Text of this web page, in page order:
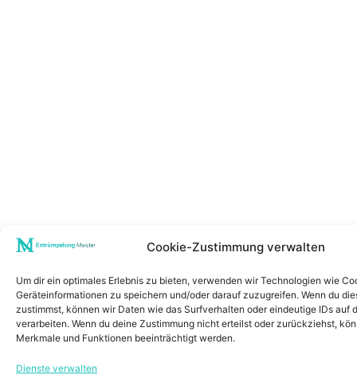
Cookie-Zustimmung verwalten
Um dir ein optimales Erlebnis zu bieten, verwenden wir Technologien wie
Geräteinformationen zu speichern und/oder darauf zuzugreifen. Wenn du
zustimmst, können wir Daten wie das Surfverhalten oder eindeutige IDs auf
verarbeiten. Wenn du deine Zustimmung nicht erteilst oder zurückziehst,
Merkmale und Funktionen beeinträchtigt werden.
Dienste verwalten